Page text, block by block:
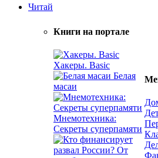
Читай
Книги на портале
Хакеры. Basic
Белая
масаи
Мнемотехника:
Секреты суперпамяти